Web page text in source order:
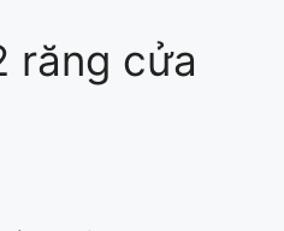
răng cửa